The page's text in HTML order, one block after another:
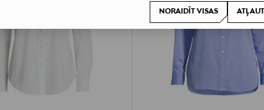
NORAIDĪT VISAS